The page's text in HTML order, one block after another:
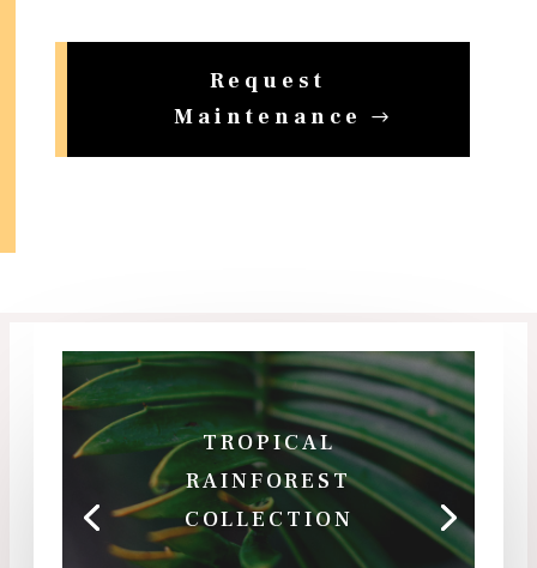
Request
Maintenance
TROPICAL
RAINFOREST
COLLECTION